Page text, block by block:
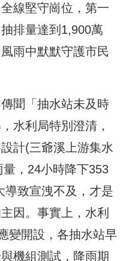
線堅守崗位，第一
排量達到1,900萬
雨中默默守護市民
聞「抽水站未及時
水利局特別澄清，
計(三爺溪上游集水
，24小時降下353
導致宣洩不及，才是
因。事實上，水利
變開設，各抽水站早
機組測試，降雨期